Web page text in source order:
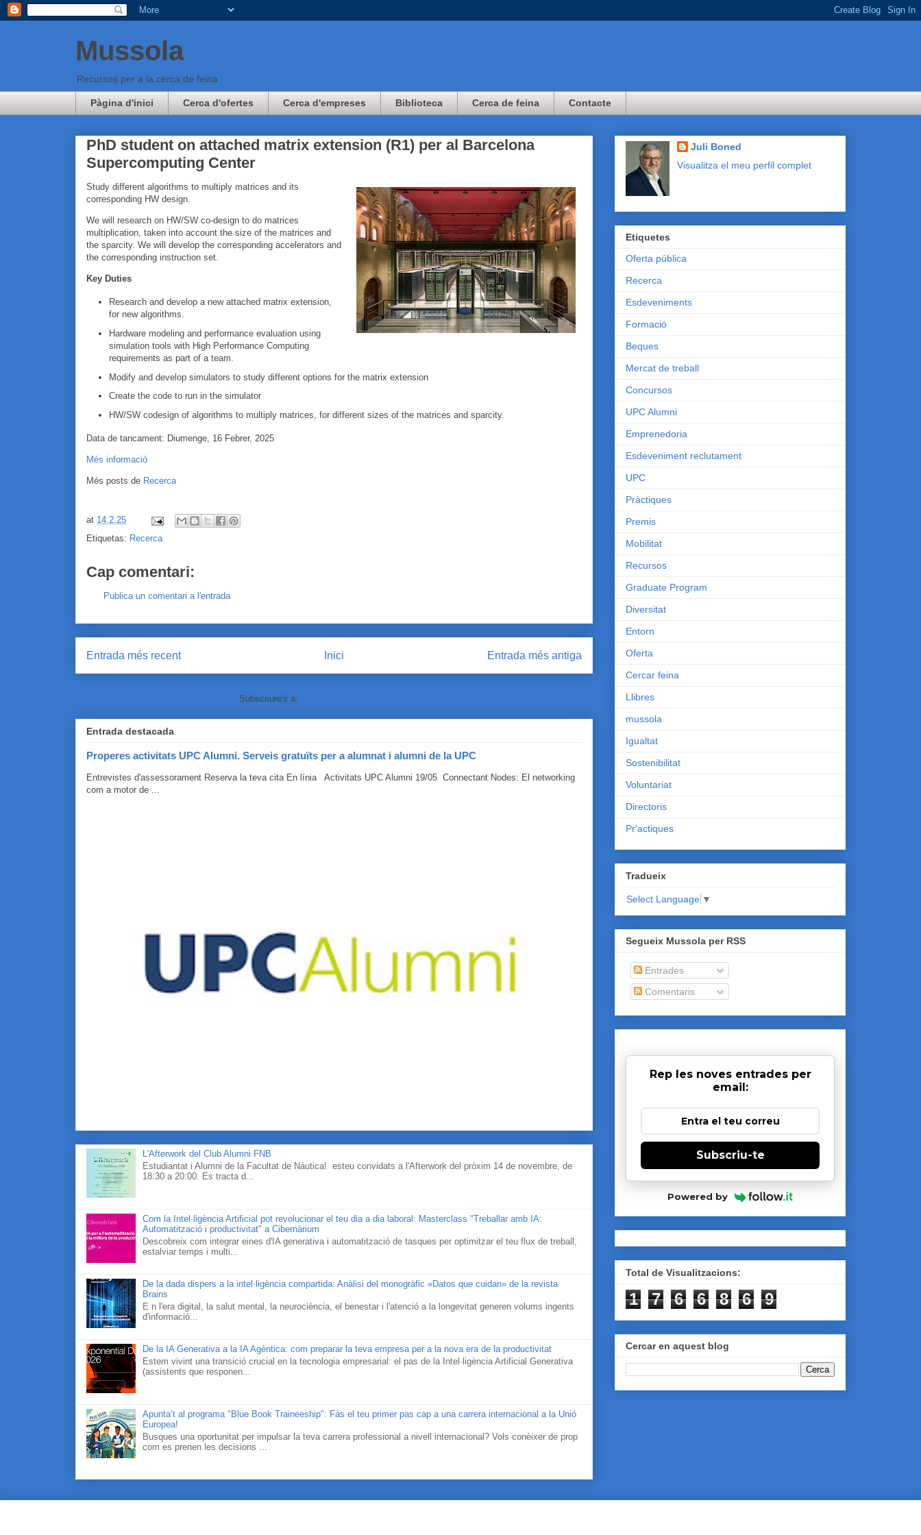
Mussola
Recursos per a la cerca de feina
Pàgina d'inici Cerca d'ofertes Cerca d'empreses Biblioteca Cerca de feina Contacte
PhD student on attached matrix extension (R1) per al Barcelona
Supercomputing Center
Study different algorithms to multiply matrices and its
corresponding HW design.
We will research on HW/SW co-design to do matrices
multiplication, taken into account the size of the matrices and
the sparcity. We will develop the corresponding accelerators and
the corresponding instruction set.
Key Duties
Research and develop a new attached matrix extension,
for new algorithms.
Hardware modeling and performance evaluation using
simulation tools with High Performance Computing
requirements as part of a team.
Modify and develop simulators to study different options for the matrix extension
Create the code to run in the simulator
HW/SW codesign of algorithms to multiply matrices, for different sizes of the matrices and sparcity.
Data de tancament: Diumenge, 16 Febrer, 2025
Més informació
Més posts de Recerca
at 14.2.25
Etiquetas: Recerca
Cap comentari:
Publica un comentari a l'entrada
Entrada més recent Entrada més antiga
Inici
Subscriure's a:
Entrada destacada
Properes activitats UPC Alumni. Serveis gratuïts per a alumnat i alumni de la UPC
Entrevistes d'assessorament Reserva la teva cita En línia Activitats UPC Alumni 19/05 Connectant Nodes: El networking
com a motor de ...
L'Afterwork del Club Alumni FNB
Estudiantat i Alumni de la Facultat de Nàutica! esteu convidats a l'Afterwork del pròxim 14 de novembre, de
18:30 a 20:00. Es tracta d...
Com la Intel·ligència Artificial pot revolucionar el teu dia a dia laboral: Masterclass "Treballar amb IA:
Automatització i productivitat" a Cibernàrium
Descobreix com integrar eines d'IA generativa i automatització de tasques per optimitzar el teu flux de treball,
estalviar temps i multi...
De la dada dispers a la intel·ligència compartida: Anàlisi del monogràfic «Datos que cuidan» de la revista
Brains
E n l'era digital, la salut mental, la neurociència, el benestar i l'atenció a la longevitat generen volums ingents
d'informació...
De la IA Generativa a la IA Agèntica: com preparar la teva empresa per a la nova era de la productivitat
Estem vivint una transició crucial en la tecnologia empresarial: el pas de la Intel·ligència Artificial Generativa
(assistents que responen...
Apunta’t al programa "Blue Book Traineeship": Fàs el teu primer pas cap a una carrera internacional a la Unió
Europea!
Busques una oportunitat per impulsar la teva carrera professional a nivell internacional? Vols conèixer de prop
com es prenen les decisions ...
Juli Boned
Visualitza el meu perfil complet
Etiquetes
Oferta pública
Recerca
Esdeveniments
Formació
Beques
Mercat de treball
Concursos
UPC Alumni
Emprenedoria
Esdeveniment reclutament
UPC
Pràctiques
Premis
Mobilitat
Recursos
Graduate Program
Diversitat
Entorn
Oferta
Cercar feina
Llibres
mussola
Igualtat
Sostenibilitat
Voluntariat
Directoris
Pr'actiques
Tradueix
Select Language ▼
Segueix Mussola per RSS
Entrades
Comentaris
Rep les noves entrades per
email:
Subscriu-te
Powered by
Total de Visualitzacions:
1 7 6 6 8 6 9
Cercar en aquest blog